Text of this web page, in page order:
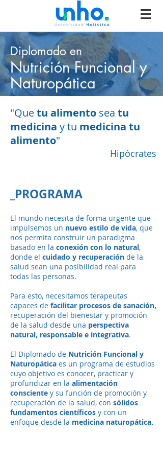
Diplomado en
Nutrición Funcional y
Naturopática
"Quetu alimento sea tu
medicina y tu medicina tu
alimento"
Hipócrates
_PROGRAMA
El mundo necesita de forma urgente que
impulsemos un nuevo estilo de vida, que
nos permita construir un paradigma
basado en la conexión con lo natural,
donde el cuidado y recuperación de la
salud sean una posibilidad real para
todas las personas.
Para esto, necesitamos terapeutas
capaces de facilitar procesos de sanación,
recuperación del bienestar y promoción
de la salud desde una perspectiva
natural, responsable e integrativa.
El Diplomado de Nutrición Funcional y
Naturopática es un programa de estudios
cuyo objetivo es conocer, practicar y
profundizar en la alimentación
consciente y su función de promoción y
recuperación de la salud, con sólidos
fundamentos científicos y con un
enfoque desde la medicina naturopática.